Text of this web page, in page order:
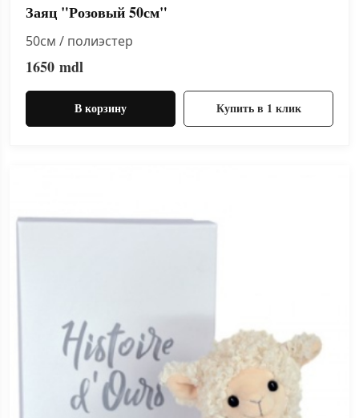
Заяц "Розовый 50см"
50см / полиэстер
1650 mdl
В корзину Купить в 1 клик